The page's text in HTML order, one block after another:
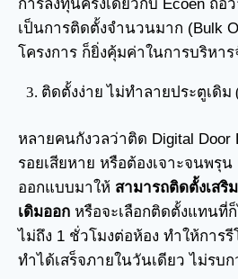
การลงทุนครั้งเดียวกับ Ecoen ถือ
เป็นการติดตั้งจำนวนมาก (Bulk
โครงการ ก็ยิ่งคุ้มค่าในการบริหา
ติดตั้งง่าย ไม่ทำลายประตูเดิม
หลายคนกังวลว่าติด Digital Door
รอยเสียหาย หรือต้องเจาะจนพรุ
ออกแบบมาให้ สามารถติดตั้งเสริ
เดิมออก หรือจะเลือกติดตั้งแทนที่
ไม่ถึง 1 ชั่วโมงต่อห้อง ทำให้การ
ทำได้เสร็จภายในวันเดียว ไม่รบก